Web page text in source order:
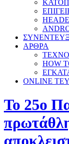
ΑΡΘΡΑ
HOW
ONLINE
Το 25ο